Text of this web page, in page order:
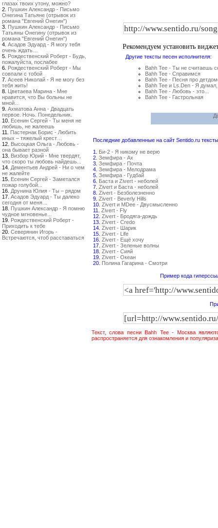
глазах твоих утону, можно?
2. Пушкин Александр - Письмо
Онегина Татьяне (отрывок из
романа "Евгений Онегин")
3. Пушкин Александр - Письмо
Татьяны Онегину (отрывок из
романа "Евгений Онегин")
4. Асадов Эдуард - Я могу тебя
очень ждать…
5. Рождественский Роберт - Будь,
пожалуйста, послабее
6. Рождественский Роберт - Мы
совпали с тобой
7. Асеев Николай - Я не могу без
тебя жить!
8. Цветаева Марина - Мне
нравится, что Вы больны не
мной…
9. Ахматова Анна - Двадцать
первое. Ночь. Понедельник.
10. Есенин Сергей - Ты меня не
любишь, не жалеешь
11. Пастернак Борис - Любить
иных – тяжелый крест…
12. Высоцкая Ольга - Любовь -
она бывает разной
13. Визбор Юрий - Мне твердят,
что скоро ты любовь найдешь...
14. Дементьев Андрей - Ни о чем
не жалейте
15. Есенин Сергей - Заметался
пожар голубой...
16. Друнина Юлия - Ты – рядом
17. Асадов Эдуард - Ты далеко
сегодня от меня…
18. Пушкин Александр - Я помню
чудное мгновенье...
19. Рождественский Роберт -
Приходить к тебе
20. Северянин Игорь -
Встречаются, чтоб расставаться
Рекомендуем установить
Другие тексты песен исполнителя:
Bahh Tee - Ты не считаешь
Bahh Tee - Справимся
Bahh Tee - Песня про
Bahh Tee и Ls.Den - Я думал,
Bahh Tee - Любовь - это...
Bahh Tee - Гастрольная
Последние добавленные на сайт Sentido.ru
1. Би-2 - Я никому не верю
2. Земфира - Ах
3. Земфира - Почта
4. Земфира - Мелодрама
5. Земфира - Гудбай
6. Баста и Zivert - неболей
7. Zivert и Баста - неболей
8. Zivert - Безболезненно
9. Zivert - Beverly Hills
10. Zivert и MDee - Двусмысленно
11. Zivert - Fly
12. Zivert - Бродяга-дождь
13. Zivert - Credo
14. Zivert - Шарик
15. Zivert - Life
16. Zivert - Ещё хочу
17. Zivert - Зеленые волны
18. Zivert - Сияй
19. Zivert - Океан
20. Полина Гагарина - Смотри
Пример кода
Текст, слова песни Bahh Tee - Москва
распространяется для ознакомления и